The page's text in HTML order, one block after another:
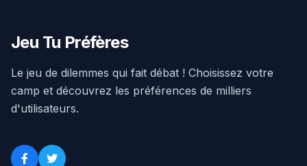
Jeu Tu Préfères
Le jeu de dilemmes qui fait débat ! Choisissez votre
camp et découvrez les préférences de milliers
d'utilisateurs.